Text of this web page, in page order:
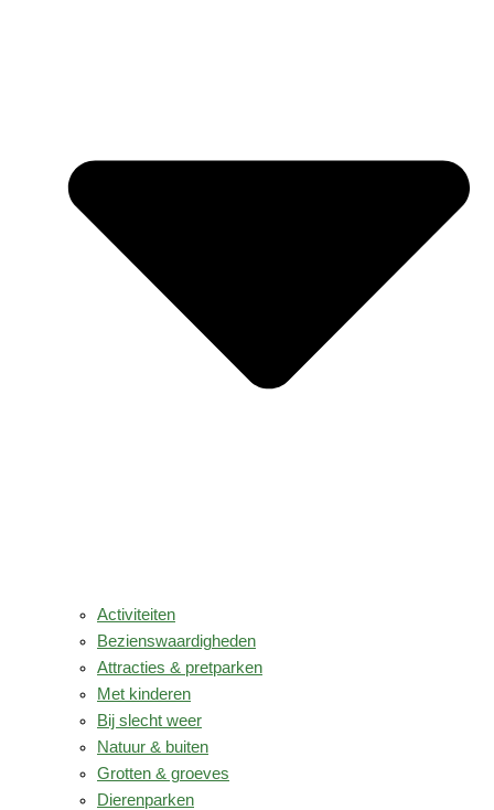
Activiteiten
Bezienswaardigheden
Attracties & pretparken
Met kinderen
Bij slecht weer
Natuur & buiten
Grotten & groeves
Dierenparken